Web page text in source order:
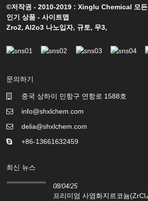
©저작권 - 2010-2019 : Xinglu Chemical 모든
인기 상품 -사이트맵
Zro2,Al2o3 나노입자, 규토, 무3,
문의하기
중국 상하이 민항구 연항로 1588호
info@shxlchem.com
delia@shxlchem.com
+86-13661632459
최신 뉴스
08/04/25
프리미엄 사염화지르코늄